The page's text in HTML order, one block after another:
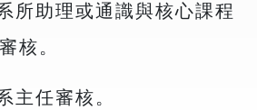
所助理或通識與核心課程
核。
主任審核。